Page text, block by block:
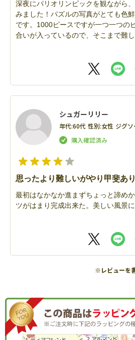
深夜にパリオリンピックを観ながら
みました！パズルの写真がとても色
です。1000ピースですが一つ一つの
合いが入っているので、そこまで難
シュガーリリー
年代:60代 性別:女性 ジグ
思ったより難しいがやり甲斐あり
最初はなかなか進まずちょっと諦め
ツがはまり完成出来た。美しい風景に
※レビューを